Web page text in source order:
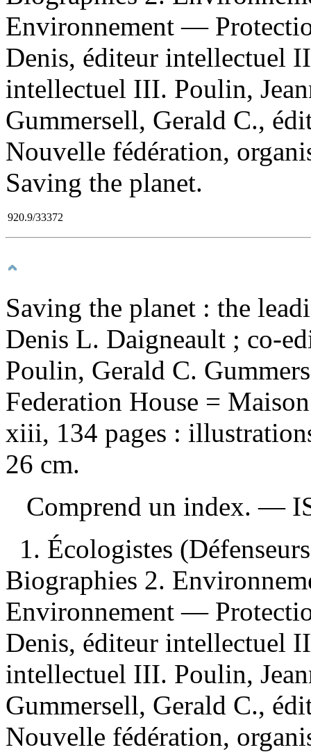
Environnement —
Denis, éditeur intellectuel
intellectuel III. Poulin,
Gummersell, Gerald C.,
Nouvelle fédération,
Saving the planet.
920.9/33372
Saving the planet : the
Denis L. Daigneault ; co-
Poulin, Gerald C.
Federation House =
xiii, 134 pages :
26 cm.
Comprend un index. —
1. Écologistes
Biographies 2.
Environnement —
Denis, éditeur intellectuel
intellectuel III. Poulin,
Gummersell, Gerald C.,
Nouvelle fédération,